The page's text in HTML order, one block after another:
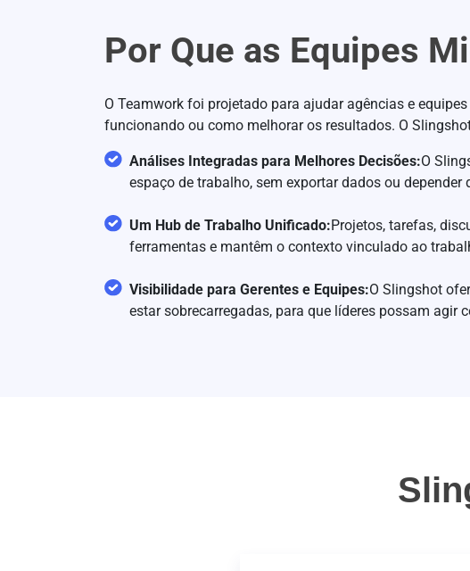
Por Que as Equipes
O Teamwork foi projetado para ajudar agências e
funcionando ou como melhorar os resultados. O
Análises Integradas para Melhores Decisões:O
espaço de trabalho, sem exportar dados ou depender
Um Hub de Trabalho Unificado:Projetos, tarefas,
ferramentas e mantêm o contexto vinculado ao
Visibilidade para Gerentes e Equipes:O Slingshot
estar sobrecarregadas, para que líderes possam agir